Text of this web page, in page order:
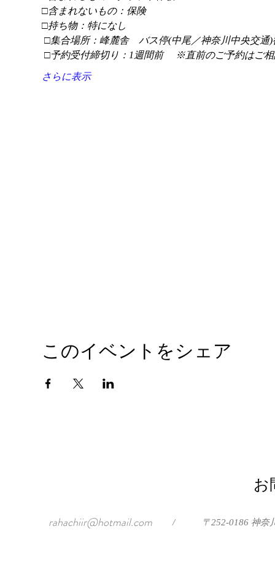
□含まれないもの：保険
□持ち物：特になし
□集合場所：峰麓舎　バス停(中尾／神奈川中央交通)
□予約受付締切り：1週間前 　※直前のご予約はご
さらに表示
このイベントをシェア
お
rahachiir@hotmail.com / 〒252-0186 神奈